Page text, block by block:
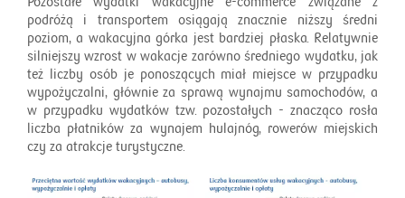
podróżą i transportem osiągają znacznie niższy średni
poziom, a wakacyjna górka jest bardziej płaska. Relatywnie
silniejszy wzrost w wakacje zarówno średniego wydatku, jak
też liczby osób je ponoszących miał miejsce w przypadku
wypożyczalni, głównie za sprawą wynajmu samochodów, a
w przypadku wydatków tzw. pozostałych - znacząco rosła
liczba płatników za wynajem hulajnóg, rowerów miejskich
czy za atrakcje turystyczne.